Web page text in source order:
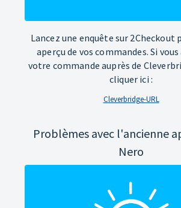
Lancez une enquête sur 2Checkout
aperçu de vos commandes. Si vous
votre commande auprès de
cliquer ici :
Cleverbridge-URL
Problèmes avec l'ancienne
Nero